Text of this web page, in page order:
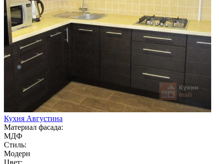
Кухня Августина
Материал фасада:
МДФ
Стиль:
Модерн
Цвет: